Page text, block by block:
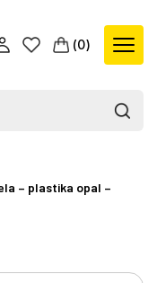
(0)
– plastika opal –